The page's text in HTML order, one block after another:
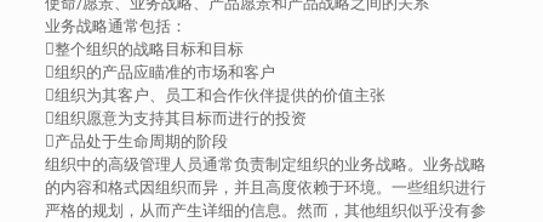
业务战略通常包括：
整个组织的战略目标和目标
组织的产品应瞄准的市场和客户
组织为其客户、员工和合作伙伴提供的价值主张
组织愿意为支持其目标而进行的投资
产品处于生命周期的阶段
组织中的高级管理人员通常负责制定组织的业务战略。业务战略
的内容和格式因组织而异，并且高度依赖于环境。一些组织进行
严格的规划，从而产生详细的信息。然而，其他组织似乎没有参